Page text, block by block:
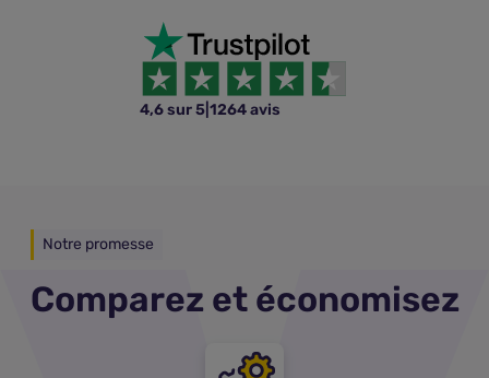
4,6 sur 5 1264 avis
Notre promesse
Comparez et économisez